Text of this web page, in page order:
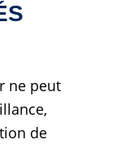
ne peut
de